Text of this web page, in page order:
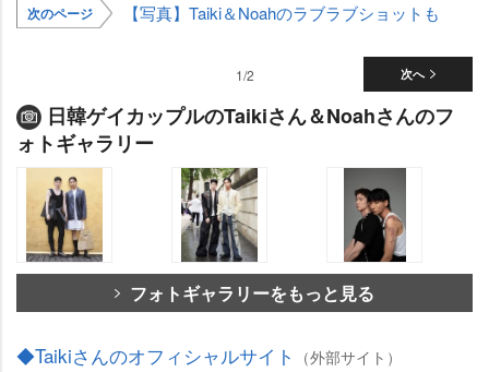
次のページ 【写真】Taiki＆Noahのラブラブショットも
次へ
1/2
日韓ゲイカップルのTaikiさん＆Noahさんのフ
ォトギャラリー
フォトギャラリーをもっと見る
◆Taikiさんのオフィシャルサイト （外部サイト）